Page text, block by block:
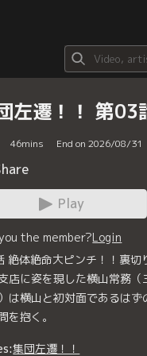
左遷！！ 第03
46mins End on 2026/08/31
Play
the member?Login
絶体絶命大ピンチ！！裏切
店に姿を現した横山常務
は横山と初対面であるは
を抱く。
集団左遷！！